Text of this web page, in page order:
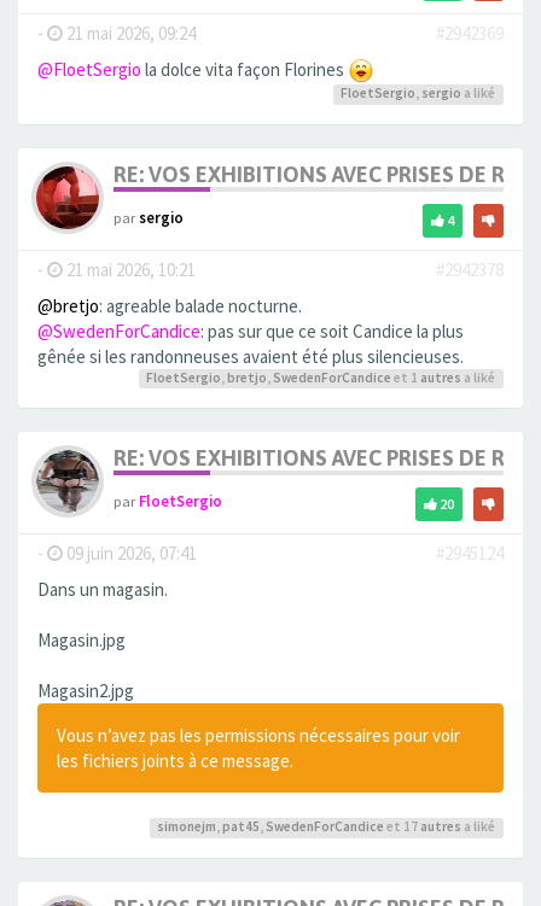
- 21 mai 2026, 09:24
#2942369
@FloetSergio la dolce vita façon Florines
FloetSergio, sergio a liké
RE: VOS EXHIBITIONS AVEC PRISES DE
parsergio 4
- 21 mai 2026, 10:21
#2942378
@bretjo: agreable balade nocturne.
@SwedenForCandice: pas sur que ce soit Candice la plus
gênée si les randonneuses avaient été plus silencieuses.
FloetSergio bretjo SwedenForCandice et 1 autres a liké
RE: VOS EXHIBITIONS AVEC PRISES DE
parFloetSergio 20
- 09 juin 2026, 07:41
#2945124
Dans un magasin.
Magasin.jpg
Magasin2.jpg
Vous n’avez pas les permissions nécessaires pour voir
les fichiers joints à ce message.
simonejm, pat45, SwedenForCandice et 17 autres a liké